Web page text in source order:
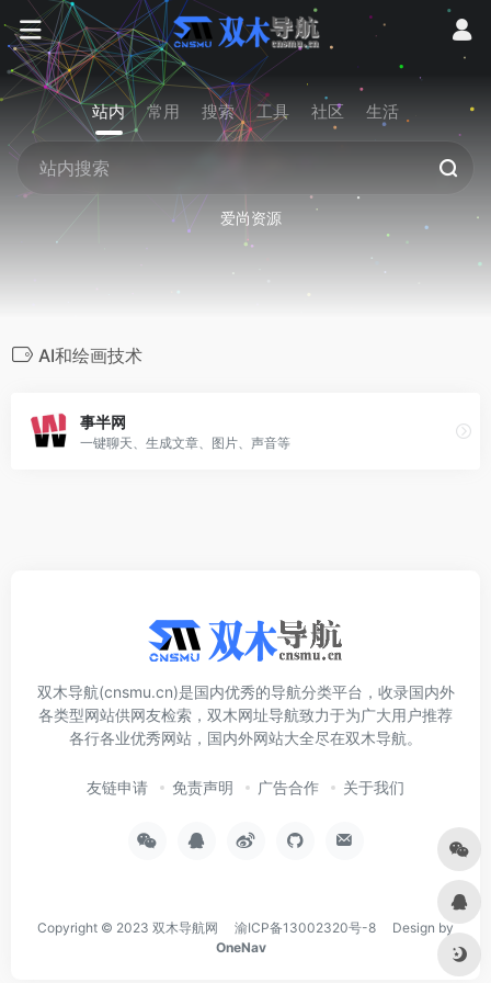
站内 常用 搜索 工具 社区 生活
爱尚资源
AI和绘画技术
事半网
一键聊天、生成文章、图片、声音等
双木导航(cnsmu.cn)是国内优秀的导航分类平台，收录国内外
各类型网站供网友检索，双木网址导航致力于为广大用户推荐
各行各业优秀网站，国内外网站大全尽在双木导航。
友链申请 免责声明 广告合作 关于我们
Copyright © 2023 双木导航网 渝ICP备13002320号-8 Design by
OneNav